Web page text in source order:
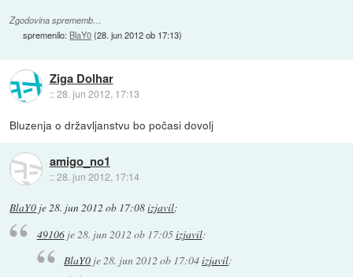
Zgodovina sprememb…
spremenilo: BlaY0(28. jun 2012 ob 17:13)
Ziga Dolhar
::28. jun 2012, 17:13
Bluzenja o državljanstvu bo počasi dovolj
amigo_no1
::28. jun 2012, 17:14
BlaY0 je28. jun 2012 ob 17:08izjavil:
49106je28. jun 2012 ob 17:05izjavil:
BlaY0 je 28. jun 2012 ob 17:04izjavil: